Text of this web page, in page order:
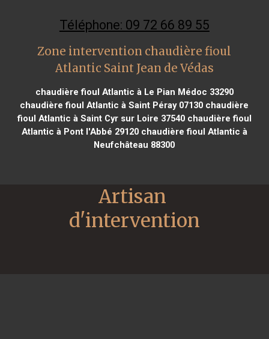
Téléphone: 09 72 66 89 55
Zone intervention chaudière fioul
Atlantic Saint Jean de Védas
chaudière fioul Atlantic à Le Pian Médoc 33290
chaudière fioul Atlantic à Saint Péray 07130 chaudière
fioul Atlantic à Saint Cyr sur Loire 37540chaudière fioul
Atlantic à Pont l'Abbé 29120chaudière fioul Atlantic à
Neufchâteau 88300
Artisan
d'intervention